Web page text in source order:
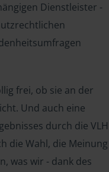
Dienstleister -
frei, ob sie an der
Und auch eine
durch die VLH
die Wahl, die Meinung
was wir - dank des